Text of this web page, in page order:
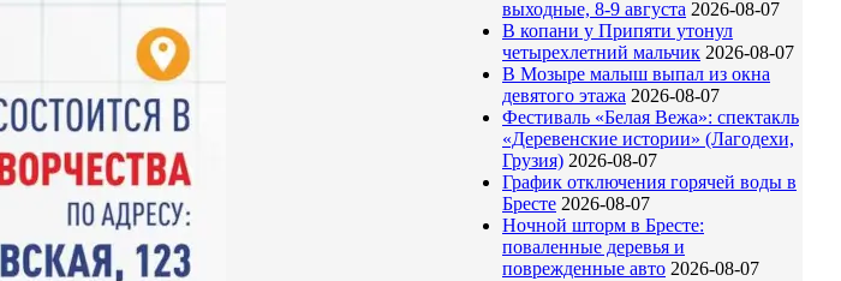
выходные, 8-9 августа 2026-08-07
В копани у Припяти утонул
четырехлетний мальчик 2026-08-07
В Мозыре малыш выпал из окна
девятого этажа 2026-08-07
Фестиваль «Белая Вежа»: спектакль
«Деревенские истории» (Лагодехи,
Грузия) 2026-08-07
График отключения горячей воды в
Бресте 2026-08-07
Ночной шторм в Бресте:
поваленные деревья и
поврежденные авто 2026-08-07